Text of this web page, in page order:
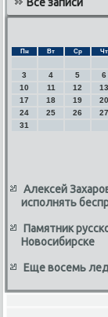
Пн Вт Ср Чт
3
4 5 6
10
11 12 13
17
18 19 20
24
25 26 27
31
Алексей
исполнять
Памятник
Новосибирске
Еще восемь